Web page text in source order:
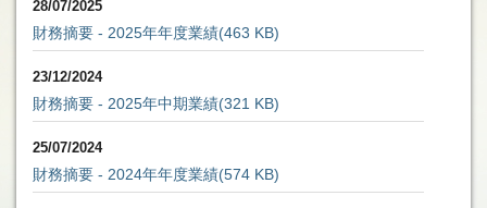
28/07/2025
財務摘要 - 2025年年度業績(463 KB)
23/12/2024
財務摘要 - 2025年中期業績(321 KB)
25/07/2024
財務摘要 - 2024年年度業績(574 KB)